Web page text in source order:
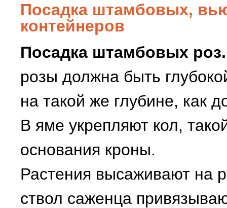
Посадка штамбовых,
контейнеров
Посадка штамбовых роз.
розы должна быть
на такой же глубине, как
В яме укрепляют кол,
основания кроны.
Растения высаживают на
ствол саженца